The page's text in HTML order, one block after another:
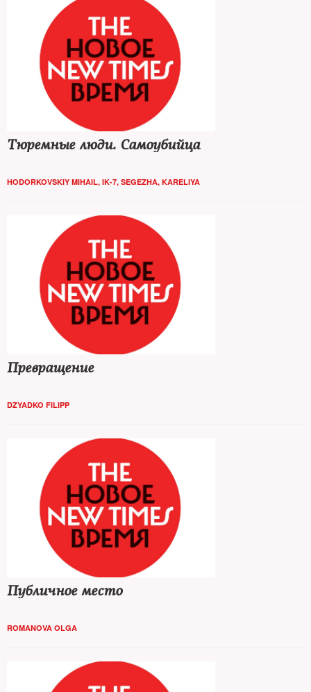
Тюремные люди. Самоубийца
HODORKOVSKIY MIHAIL, IK-7, SEGEZHA, KARELIYA
Превращение
DZYADKO FILIPP
Публичное место
ROMANOVA OLGA